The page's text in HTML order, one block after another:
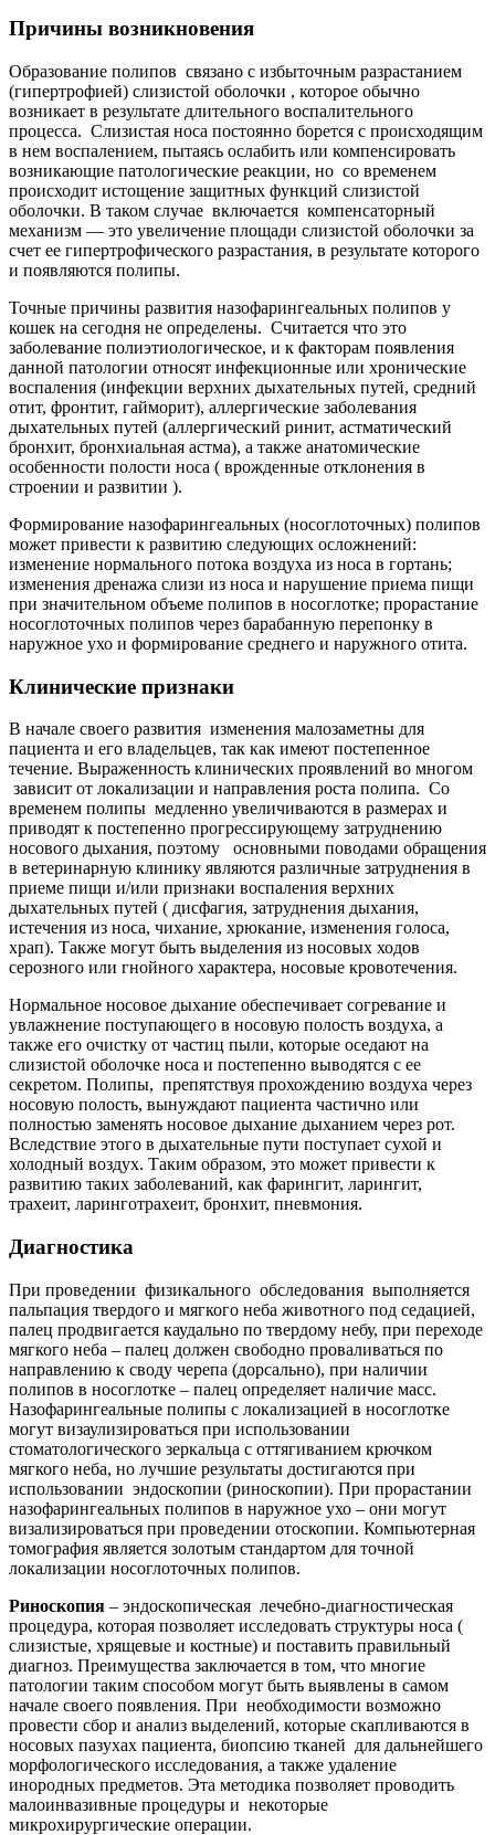
Причины возникновения
Образование полипов связано с избыточным разрастанием
(гипертрофией) слизистой оболочки , которое обычно
возникает в результате длительного воспалительного
процесса. Слизистая носа постоянно борется с происходящим
в нем воспалением, пытаясь ослабить или компенсировать
возникающие патологические реакции, но со временем
происходит истощение защитных функций слизистой
оболочки. В таком случае включается компенсаторный
механизм — это увеличение площади слизистой оболочки за
счет ее гипертрофического разрастания, в результате которого
и появляются полипы.
Точные причины развития назофарингеальных полипов у
кошек на сегодня не определены. Считается что это
заболевание полиэтиологическое, и к факторам появления
данной патологии относят инфекционные или хронические
воспаления (инфекции верхних дыхательных путей, средний
отит, фронтит, гайморит), аллергические заболевания
дыхательных путей (аллергический ринит, астматический
бронхит, бронхиальная астма), а также анатомические
особенности полости носа ( врожденные отклонения в
строении и развитии ).
Формирование назофарингеальных (носоглоточных) полипов
может привести к развитию следующих осложнений:
изменение нормального потока воздуха из носа в гортань;
изменения дренажа слизи из носа и нарушение приема пищи
при значительном объеме полипов в носоглотке; прорастание
носоглоточных полипов через барабанную перепонку в
наружное ухо и формирование среднего и наружного отита.
Клинические признаки
В начале своего развития изменения малозаметны для
пациента и его владельцев, так как имеют постепенное
течение. Выраженность клинических проявлений во многом
зависит от локализации и направления роста полипа. Со
временем полипы медленно увеличиваются в размерах и
приводят к постепенно прогрессирующему затруднению
носового дыхания, поэтому основными поводами обращения
в ветеринарную клинику являются различные затруднения в
приеме пищи и/или признаки воспаления верхних
дыхательных путей ( дисфагия, затруднения дыхания,
истечения из носа, чихание, хрюкание, изменения голоса,
храп). Также могут быть выделения из носовых ходов
серозного или гнойного характера, носовые кровотечения.
Нормальное носовое дыхание обеспечивает согревание и
увлажнение поступающего в носовую полость воздуха, а
также его очистку от частиц пыли, которые оседают на
слизистой оболочке носа и постепенно выводятся с ее
секретом. Полипы, препятствуя прохождению воздуха через
носовую полость, вынуждают пациента частично или
полностью заменять носовое дыхание дыханием через рот.
Вследствие этого в дыхательные пути поступает сухой и
холодный воздух. Таким образом, это может привести к
развитию таких заболеваний, как фарингит, ларингит,
трахеит, ларинготрахеит, бронхит, пневмония.
Диагностика
При проведении физикального обследования выполняется
пальпация твердого и мягкого неба животного под седацией,
палец продвигается каудально по твердому небу, при переходе
мягкого неба – палец должен свободно проваливаться по
направлению к своду черепа (дорсально), при наличии
полипов в носоглотке – палец определяет наличие масс.
Назофарингеальные полипы с локализацией в носоглотке
могут визаулизироваться при использовании
стоматологического зеркальца с оттягиванием крючком
мягкого неба, но лучшие результаты достигаются при
использовании эндоскопии (риноскопии). При прорастании
назофарингеальных полипов в наружное ухо – они могут
визализироваться при проведении отоскопии. Компьютерная
томография является золотым стандартом для точной
локализации носоглоточных полипов.
Риноскопия – эндоскопическая лечебно-диагностическая
процедура, которая позволяет исследовать структуры носа (
слизистые, хрящевые и костные) и поставить правильный
диагноз. Преимущества заключается в том, что многие
патологии таким способом могут быть выявлены в самом
начале своего появления. При необходимости возможно
провести сбор и анализ выделений, которые скапливаются в
носовых пазухах пациента, биопсию тканей для дальнейшего
морфологического исследования, а также удаление
инородных предметов. Эта методика позволяет проводить
малоинвазивные процедуры и некоторые
микрохирургические операции.